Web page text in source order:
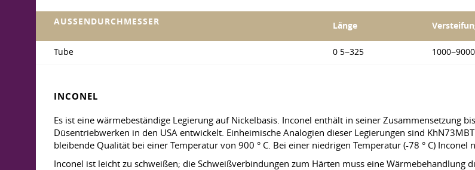
AUSSENDURCHMESSER Länge
Tube 0 5−325 1000−9000
INCONEL
Es ist eine wärmebeständige Legierung auf Nickelbasis. Inconel enthält in seiner Zusammensetzung
Düsentriebwerken in den USA entwickelt. Einheimische Analogien dieser Legierungen sind
bleibende Qualität bei einer Temperatur von 900 ° C. Bei einer niedrigen Temperatur (-78 ° C)
Inconel ist leicht zu schweißen; die Schweißverbindungen zum Härten muss eine Wärmebehandlung